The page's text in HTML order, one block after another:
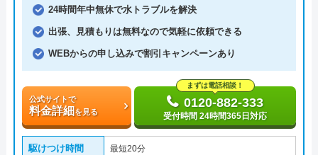
24時間年中無休で水トラブルを解決
出張、見積もりは無料なので気軽に依頼できる
WEBからの申し込みで割引キャンペーンあり
公式サイトで
料金詳細を見る
まずは電話相談！
0120-882-333
受付時間 24時間365日対応
駆けつけ時間 最短20分